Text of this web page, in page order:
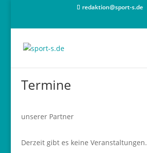
redaktion@sport-s.de
Termine
unserer Partner
Derzeit gibt es keine Veranstaltungen.